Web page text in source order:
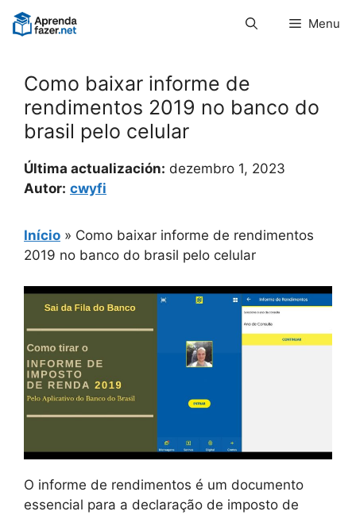
Pular
para
Menu
Como baixar informe de
rendimentos 2019 no banco do
brasil pelo celular
Última actualización: dezembro 1, 2023
Autor: cwyfi
Início » Como baixar informe de rendimentos
2019 no banco do brasil pelo celular
O informe de rendimentos é um documento
essencial para a declaração de imposto de